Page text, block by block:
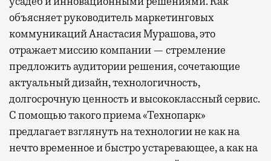
объясняет руководитель маркетинговых
коммуникаций Анастасия Мурашова, это
отражает миссию компании — стремление
предложить аудитории решения, сочетающие
актуальный дизайн, технологичность,
долгосрочную ценность и высококлассный сервис.
С помощью такого приема «Технопарк»
предлагает взглянуть на технологии не как на
нечто временное и быстро устаревающее, а как на